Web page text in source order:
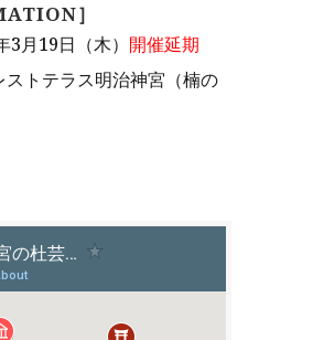
］
3月19日（木） 開催延期
ストテラス明治神宮（楠の